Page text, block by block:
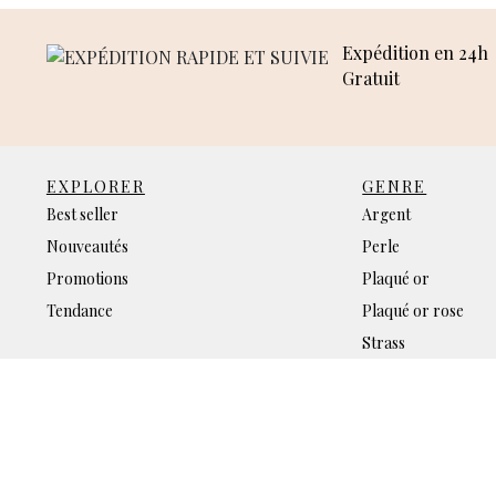
Expédition en 24h
Gratuit
EXPLORER
Best seller
Nouveautés
Promotions
Tendance
GENRE
Argent
Perle
Plaqué or
Plaqué or rose
Strass